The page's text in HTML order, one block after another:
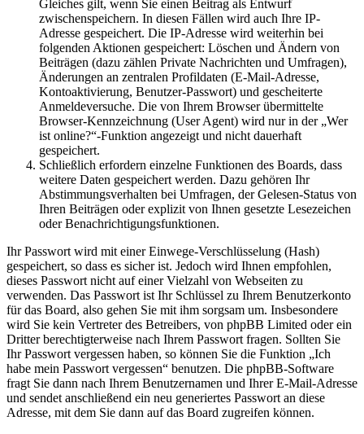
Gleiches gilt, wenn Sie einen Beitrag als Entwurf
zwischenspeichern. In diesen Fällen wird auch Ihre IP-
Adresse gespeichert. Die IP-Adresse wird weiterhin bei
folgenden Aktionen gespeichert: Löschen und Ändern von
Beiträgen (dazu zählen Private Nachrichten und Umfragen),
Änderungen an zentralen Profildaten (E-Mail-Adresse,
Kontoaktivierung, Benutzer-Passwort) und gescheiterte
Anmeldeversuche. Die von Ihrem Browser übermittelte
Browser-Kennzeichnung (User Agent) wird nur in der „Wer
ist online?“-Funktion angezeigt und nicht dauerhaft
gespeichert.
Schließlich erfordern einzelne Funktionen des Boards, dass
weitere Daten gespeichert werden. Dazu gehören Ihr
Abstimmungsverhalten bei Umfragen, der Gelesen-Status von
Ihren Beiträgen oder explizit von Ihnen gesetzte Lesezeichen
oder Benachrichtigungsfunktionen.
Ihr Passwort wird mit einer Einwege-Verschlüsselung (Hash)
gespeichert, so dass es sicher ist. Jedoch wird Ihnen empfohlen,
dieses Passwort nicht auf einer Vielzahl von Webseiten zu
verwenden. Das Passwort ist Ihr Schlüssel zu Ihrem Benutzerkonto
für das Board, also gehen Sie mit ihm sorgsam um. Insbesondere
wird Sie kein Vertreter des Betreibers, von phpBB Limited oder ein
Dritter berechtigterweise nach Ihrem Passwort fragen. Sollten Sie
Ihr Passwort vergessen haben, so können Sie die Funktion „Ich
habe mein Passwort vergessen“ benutzen. Die phpBB-Software
fragt Sie dann nach Ihrem Benutzernamen und Ihrer E-Mail-Adresse
und sendet anschließend ein neu generiertes Passwort an diese
Adresse, mit dem Sie dann auf das Board zugreifen können.